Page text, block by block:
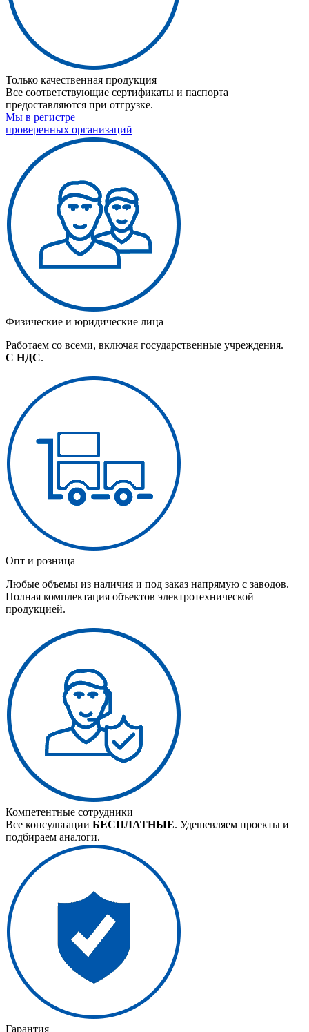
Только качественная продукция
Все соответствующие сертификаты и паспорта
предоставляются при отгрузке.
Мы в регистре
проверенных организаций
Физические и юридические лица
Работаем со всеми, включая государственные учреждения.
С НДС.
Опт и розница
Любые объемы из наличия и под заказ напрямую с заводов.
Полная комплектация объектов электротехнической
продукцией.
Компетентные сотрудники
Все консультации БЕСПЛАТНЫЕ. Удешевляем проекты и
подбираем аналоги.
Гарантия